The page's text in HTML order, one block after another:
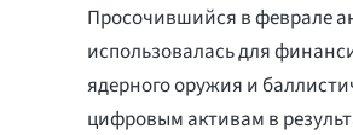
Просочившийся в феврале
использовалась для
ядерного оружия и
цифровым активам в